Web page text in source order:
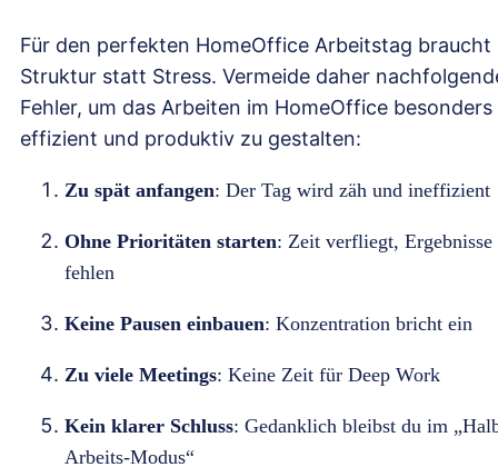
Für den perfekten HomeOffice Arbeitstag braucht
Struktur statt Stress. Vermeide daher
Fehler, um das Arbeiten im HomeOffice besonders
effizient und produktiv zu gestalten:
Zu spät anfangen: Der Tag wird zäh und ineffizient
Ohne Prioritäten starten: Zeit verfliegt, Ergebnisse
fehlen
Keine Pausen einbauen: Konzentration bricht ein
Zu viele Meetings: Keine Zeit für Deep Work
Kein klarer Schluss: Gedanklich bleibst du im
Arbeits-Modus“